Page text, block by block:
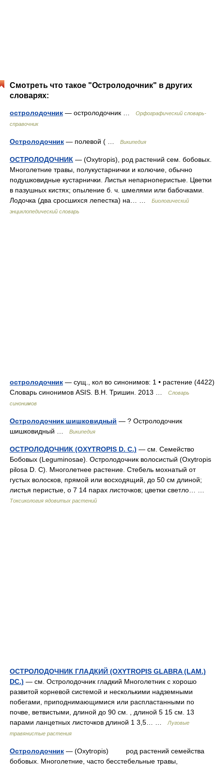
Смотреть что такое "Остролодочник" в других
словарях:
остролодочник — остролодочник …
Орфографический словарь-
справочник
Остролодочник — полевой ( … Википедия
ОСТРОЛОДОЧНИК — (Oxytropis), род растений сем. бобовых.
Многолетние травы, полукустарнички и колючие, обычно
подушковидные кустарнички. Листья непарноперистые. Цветки
в пазушных кистях; опыление б. ч. шмелями или бабочками.
Лодочка (два сросшихся лепестка) на… …
Биологический
энциклопедический словарь
остролодочник — сущ., кол во синонимов: 1 • растение (4422)
Словарь синонимов ASIS. В.Н. Тришин. 2013 …
Словарь
синонимов
Остролодочник шишковидный — ? Остролодочник
шишковидный …
Википедия
ОСТРОЛОДОЧНИК (OXYTROPIS D. С.) — см. Семейство
Бобовых (Leguminosae). Остролодочник волосистый (Oxytropis
pilosa D. С). Многолетнее растение. Стебель мохнатый от
густых волосков, прямой или восходящий, до 50 см длиной;
листья перистые, о 7 14 парах листочков; цветки светло… …
Токсикология ядовитых растений
ОСТРОЛОДОЧНИК ГЛАДКИЙ (OXYTROPIS GLABRA (LAM.)
DC.) — см. Остролодочник гладкий Многолетник с хорошо
развитой корневой системой и несколькими надземными
побегами, приподнимающимися или распластанными по
почве, ветвистыми, длиной до 90 см. , длиной 5 15 см. 13
парами ланцетных листочков длиной 1 3,5… …
Лyговые
травянистые растения
Остролодочник — (Oxytropis) род растений семейства
бобовых. Многолетние, часто бесстебельные травы,